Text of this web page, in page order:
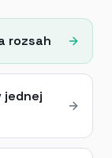
rozsah
jednej